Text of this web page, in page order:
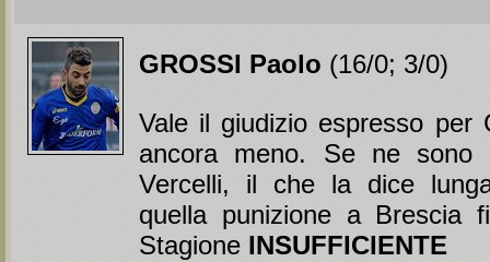
GROSSI Paolo (16/0; 3/0)
Vale il giudizio espresso per
ancora meno. Se ne sono
Vercelli, il che la dice
quella punizione a Brescia
Stagione INSUFFICIENTE